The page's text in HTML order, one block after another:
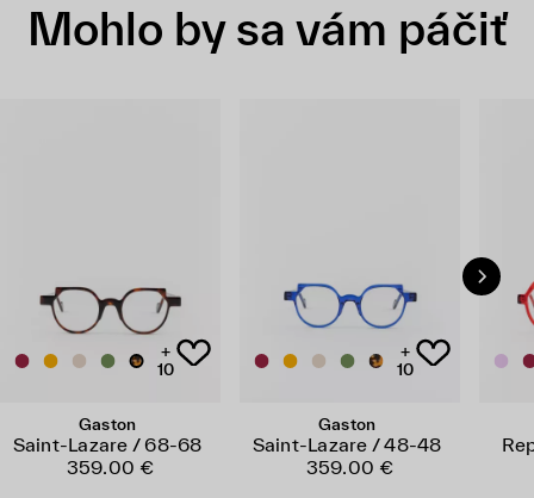
Mohlo by sa vám páčiť
+
10
Gaston
Saint-Lazare / 68-68
359.00 €
+
10
Gaston
Saint-Lazare / 48-48
359.00 €